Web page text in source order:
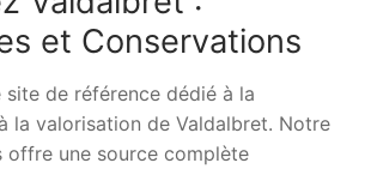
et Conservations
site de référence dédié à la
la valorisation de Valdalbret. Notre
offre une source complète